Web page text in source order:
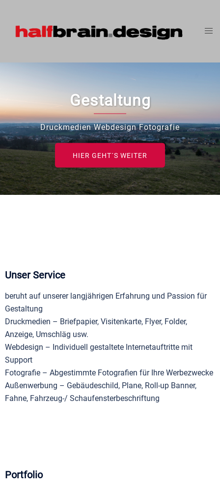
Medien
mit uns hoch hinaus
HIER GEHT´S WEITER
Unser Service
beruht auf unserer langjährigen Erfahrung und Passion für
Gestaltung
Druckmedien – Briefpapier, Visitenkarte, Flyer, Folder,
Anzeige, Umschläg usw.
Webdesign – Individuell gestaltete Internetauftritte mit
Support
Fotografie – Abgestimmte Fotografien für Ihre Werbezwecke
Außenwerbung – Gebäudeschild, Plane, Roll-up Banner,
Fahne, Fahrzeug-/ Schaufensterbeschriftung
Portfolio